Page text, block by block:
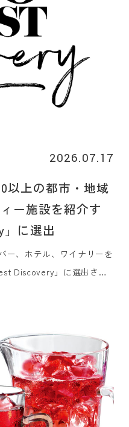
2026.07.17
上の都市・地域
ー施設を紹介す
に選出
ー、ホテル、ワイナリーを
Discovery」に選出され